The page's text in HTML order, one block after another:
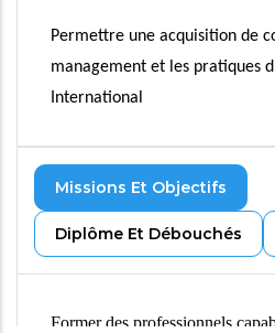
Permettre une acquisition de
management et les pratiques
International
Missions Et Objectifs
Diplôme Et Débouchés
Former des professionnels